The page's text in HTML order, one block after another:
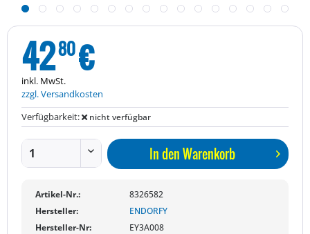
4280€
inkl. MwSt.
zzgl. Versandkosten
Verfügbarkeit:
nicht verfügbar
In denWarenkorb
Artikel-Nr.:
8326582
Hersteller:
ENDORFY
Hersteller-Nr:
EY3A008